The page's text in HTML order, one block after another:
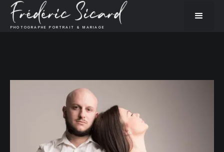
PHOTOGRAPHE PORTRAIT & MARIAGE